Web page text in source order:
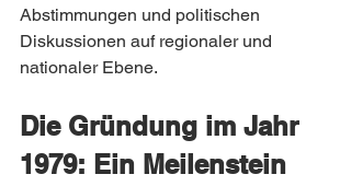
Abstimmungen und politischen
Diskussionen auf regionaler und
nationaler Ebene.
Die Gründung im Jahr
1979: Ein Meilenstein